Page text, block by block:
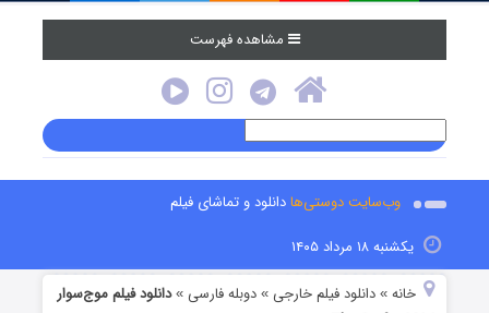
مشاهده فهرست
وب‌سایت دوستی‌هادانلود و تماشای فیلم
یکشنبه ۱۸ مرداد ۱۴۰۵
خانه »دانلود فیلم خارجی »دوبله فارسی »دانلود فیلم موج‌سوار